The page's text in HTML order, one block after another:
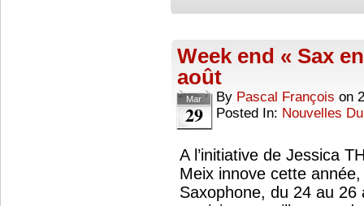
Week end « Sax
août
Mar
29
By Pascal François on
Posted In: Nouvelles
A l’initiative de Jessica
Meix innove cette
Saxophone, du 24 au